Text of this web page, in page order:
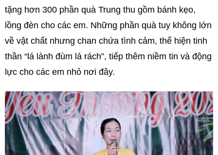
tặng hơn 300 phần quà Trung thu gồm bánh kẹo,
lồng đèn cho các em. Những phần quà tuy không lớn
về vật chất nhưng chan chứa tình cảm, thể hiện tinh
thần “lá lành đùm lá rách”, tiếp thêm niềm tin và động
lực cho các em nhỏ nơi đây.